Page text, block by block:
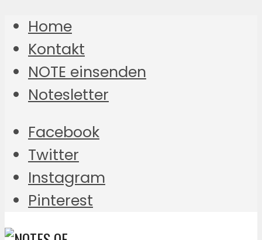
Home
Kontakt
NOTE einsenden
Notesletter
Facebook
Twitter
Instagram
Pinterest